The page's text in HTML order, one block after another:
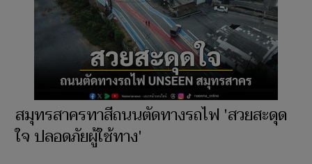
สมุทรสาครทาสีถนนตัดทางรถไฟ 'สวยสะดุด
ใจ ปลอดภัยผู้ใช้ทาง'